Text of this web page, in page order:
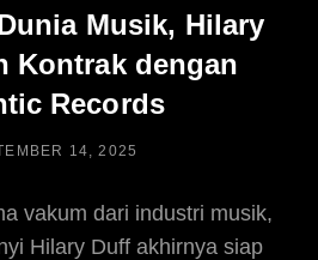
Musik, Hilary
Kontrak dengan
Records
14, 2025
vakum dari industri musik,
Hilary Duff akhirnya siap